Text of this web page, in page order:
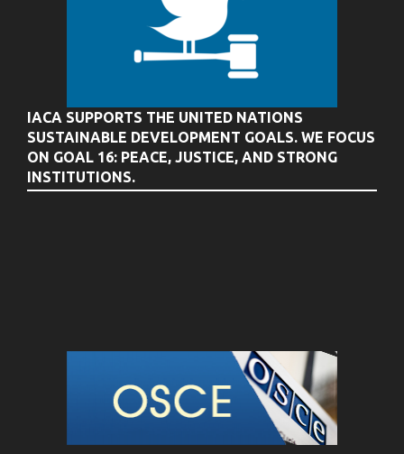
IACA SUPPORTS THE UNITED NATIONS
SUSTAINABLE DEVELOPMENT GOALS. WE FOCUS
ON GOAL 16: PEACE, JUSTICE, AND STRONG
INSTITUTIONS.